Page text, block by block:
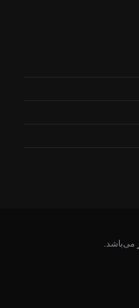
می‌باشد.